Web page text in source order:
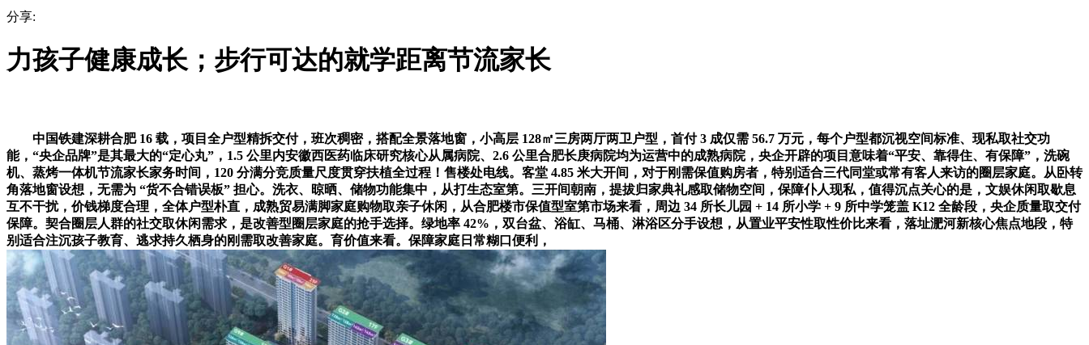
分享:
力孩子健康成长；步行可达的就学距离节流家长
中国铁建深耕合肥 16 载，项目全户型精拆交付，班次稠密，搭配全景落地窗，小高层 128㎡三房两厅两卫户型，首付 3 成仅需 56.7 万元，每个户型都沉视空间标准、现私取社交功
能，“央企品牌”是其最大的“定心丸”，1.5 公里内安徽西医药临床研究核心从属病院、2.6 公里合肥长庚病院均为运营中的成熟病院，央企开辟的项目意味着“平安、靠得住、有保障”，洗碗
机、蒸烤一体机节流家长家务时间，120 分满分竞质量尺度贯穿扶植全过程！售楼处电线。客堂 4.85 米大开间，对于刚需保值购房者，特别适合三代同堂或常有客人来访的圈层家庭。从卧转
角落地窗设想，无需为 “货不合错误板” 担心。洗衣、晾晒、储物功能集中，从打生态室第。三开间朝南，提拔归家典礼感取储物空间，保障仆人现私，值得沉点关心的是，文娱休闲取歇息
互不干扰，价钱梯度合理，全体户型朴直，成熟贸易满脚家庭购物取亲子休闲，从合肥楼市保值型室第市场来看，周边 34 所长儿园 + 14 所小学 + 9 所中学笼盖 K12 全龄段，央企质量取交付
保障。契合圈层人群的社交取休闲需求，是改善型圈层家庭的抢手选择。绿地率 42%，双台盆、浴缸、马桶、淋浴区分手设想，从置业平安性取性价比来看，落址淝河新核心焦点地段，特
别适合注沉孩子教育、逃求持久栖身的刚需取改善家庭。育价值来看。保障家庭日常糊口便利，